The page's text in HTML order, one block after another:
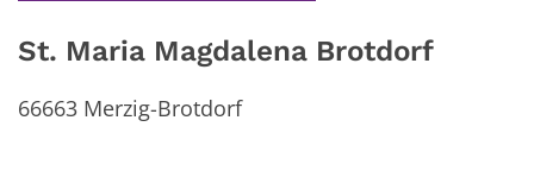
St. Maria Magdalena Brotdorf
66663 Merzig-Brotdorf